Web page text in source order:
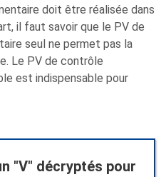
doit être réalisée dans
il faut savoir que le PV de
seul ne permet pas la
Le PV de contrôle
est indispensable pour
"V" décryptés pour